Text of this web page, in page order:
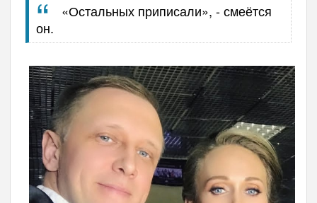
«Остальных приписали», - смеётся
он.